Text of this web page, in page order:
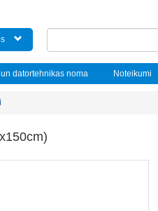
datortehnikas noma Noteikumi